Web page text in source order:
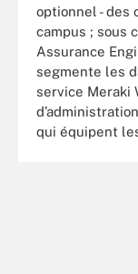
optionnel - des
campus ; sous
Assurance
segmente les
service Meraki
qui équipent